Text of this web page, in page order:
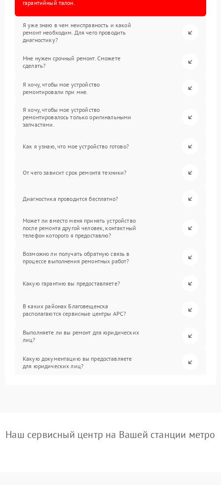
гарантийный талон.
Я уже знаю в чем неисправность и какой
ремонт необходим. Для чего проводить
диагностику?
Мне нужен срочный ремонт. Сможете
сделать?
Я хочу, чтобы мое устройство
ремонтировали при мне.
Я хочу, чтобы мое устройство
ремонтировалось только оригинальными
запчастями.
Как я узнаю, что мое устройство готово?
От чего зависит срок ремонта техники?
Диагностика проводится бесплатно?
Может ли вместо меня принять устройство
после ремонта другой человек, контактный
телефон которого я предоставлю?
Возможно ли получать обратную связь в
процессе выполнения ремонтных работ?
Какую гарантию вы предоставляете?
В каких районах Благовещенска
располагаются сервисные центры APC?
Выполняете ли вы ремонт для юридических
лиц?
Какую документацию вы предоставляете
для юридических лиц?
Наш сервисный центр на Вашей станции метро